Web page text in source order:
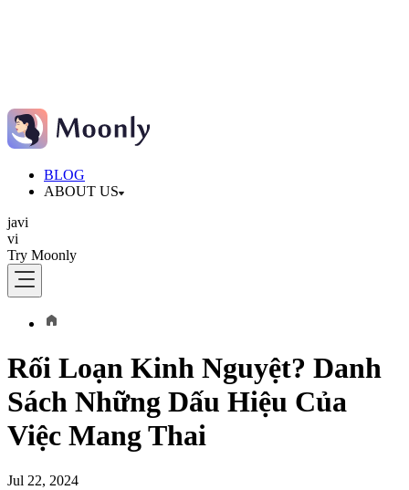
BLOG
ABOUT US
javi
vi
Try Moonly
Rối Loạn Kinh Nguyệt? Danh
Sách Những Dấu Hiệu Của
Việc Mang Thai
Jul 22, 2024